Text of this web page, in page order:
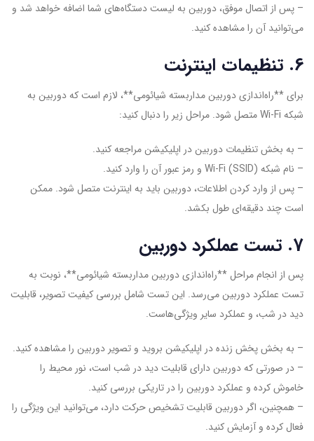
– پس از اتصال موفق، دوربین به لیست دستگاه‌های شما اضافه خواهد شد و
می‌توانید آن را مشاهده کنید.
6. تنظیمات اینترنت
برای **راه‌اندازی دوربین مداربسته شیائومی**، لازم است که دوربین به
شبکه Wi-Fi متصل شود. مراحل زیر را دنبال کنید:
– به بخش تنظیمات دوربین در اپلیکیشن مراجعه کنید.
– نام شبکه Wi-Fi (SSID) و رمز عبور آن را وارد کنید.
– پس از وارد کردن اطلاعات، دوربین باید به اینترنت متصل شود. ممکن
است چند دقیقه‌ای طول بکشد.
7. تست عملکرد دوربین
پس از انجام مراحل **راه‌اندازی دوربین مداربسته شیائومی**، نوبت به
تست عملکرد دوربین می‌رسد. این تست شامل بررسی کیفیت تصویر، قابلیت
دید در شب، و عملکرد سایر ویژگی‌هاست.
– به بخش پخش زنده در اپلیکیشن بروید و تصویر دوربین را مشاهده کنید.
– در صورتی که دوربین دارای قابلیت دید در شب است، نور محیط را
خاموش کرده و عملکرد دوربین را در تاریکی بررسی کنید.
– همچنین، اگر دوربین قابلیت تشخیص حرکت دارد، می‌توانید این ویژگی را
فعال کرده و آزمایش کنید.